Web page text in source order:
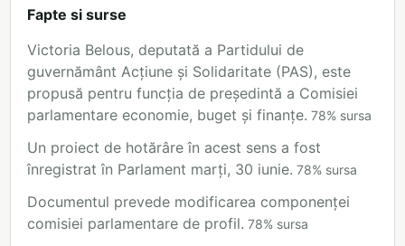
Fapte si surse
Victoria Belous, deputată a Partidului de
guvernământ Acțiune și Solidaritate (PAS), este
propusă pentru funcția de președintă a Comisiei
parlamentare economie, buget și finanțe. 78% sursa
Un proiect de hotărâre în acest sens a fost
înregistrat în Parlament marți, 30 iunie. 78% sursa
Documentul prevede modificarea componenței
comisiei parlamentare de profil. 78% sursa